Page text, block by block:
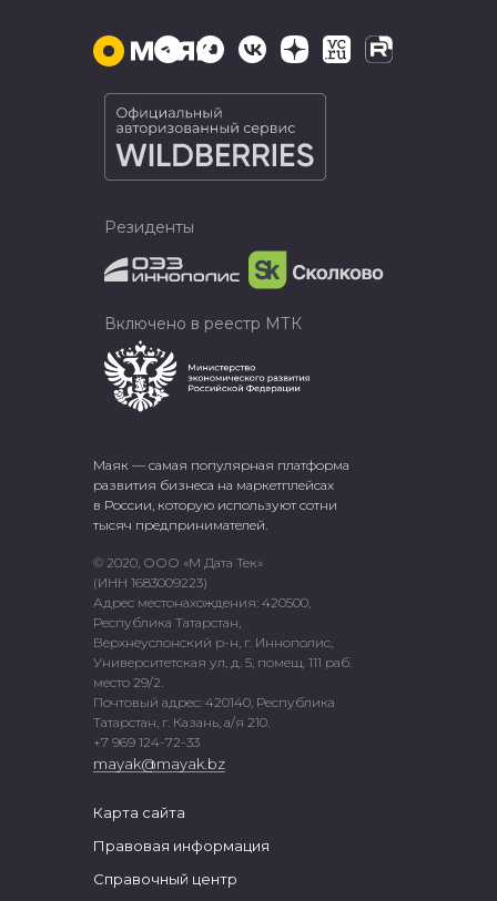
Маяк — самая популярная платформа
развития бизнеса на маркетплейсах
в России, которую используют сотни
тысяч предпринимателей.
© 2020, ООО «М Дата Тек»
(ИНН 1683009223)
Адрес местонахождения: 420500,
Республика Татарстан,
Верхнеуслонский р-н, г. Иннополис,
Университетская ул, д. 5, помещ. 111 раб.
место 29/2.
Почтовый адрес: 420140, Республика
Татарстан, г. Казань, а/я 210.
+7 969 124-72-33
mayak@mayak.bz
Карта сайта
Правовая информация
Справочный центр
Резиденты
Включено в реестр МТК